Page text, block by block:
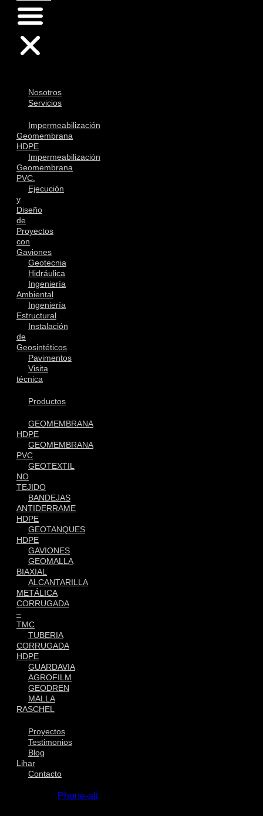
Nosotros
Servicios
Impermeabilización
Geomembrana
HDPE
Impermeabilización
Geomembrana
PVC.
Ejecución
y
Diseño
de
Proyectos
con
Gaviones
Geotecnia
Hidráulica
Ingeniería
Ambiental
Ingeniería
Estructural
Instalación
de
Geosintéticos
Pavimentos
Visita
técnica
Productos
GEOMEMBRANA
HDPE
GEOMEMBRANA
PVC
GEOTEXTIL
NO
TEJIDO
BANDEJAS
ANTIDERRAME
HDPE
GEOTANQUES
HDPE
GAVIONES
GEOMALLA
BIAXIAL
ALCANTARILLA
METÁLICA
CORRUGADA
–
TMC
TUBERIA
CORRUGADA
HDPE
GUARDAVIA
AGROFILM
GEODREN
MALLA
RASCHEL
Proyectos
Testimonios
Blog
Lihar
Contacto
Phone-alt